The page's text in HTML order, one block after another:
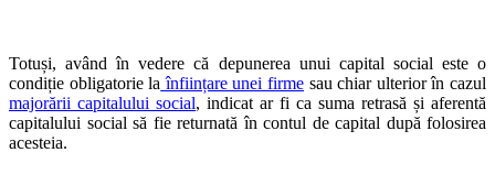
Totuși, având în vedere că depunerea unui capital social este o
condiție obligatorie la înființare unei firme sau chiar ulterior în cazul
majorării capitalului social, indicat ar fi ca suma retrasă și aferentă
capitalului social să fie returnată în contul de capital după folosirea
acesteia.